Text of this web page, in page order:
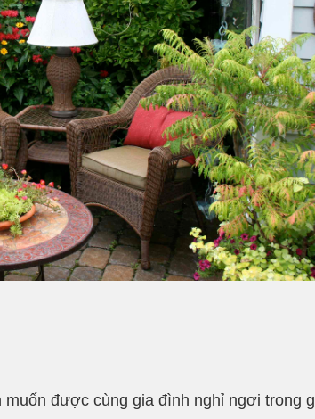
được cùng gia đình nghỉ ngơi trong